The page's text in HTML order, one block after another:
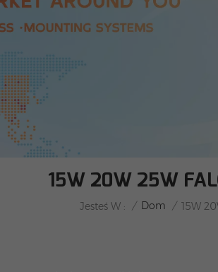
15W 20W 25W
Jesteś W : / Dom / 15W